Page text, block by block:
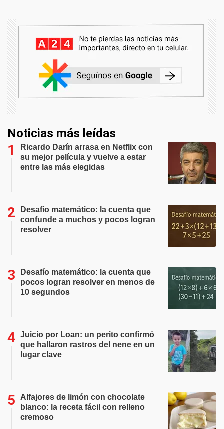
Noticias más leídas
Ricardo Darín arrasa en Netflix con
su mejor película y vuelve a estar
entre las más elegidas
Desafío matemático: la cuenta que
confunde a muchos y pocos logran
resolver
Desafío matemático: la cuenta que
pocos logran resolver en menos de
10 segundos
Juicio por Loan: un perito confirmó
que hallaron rastros del nene en un
lugar clave
Alfajores de limón con chocolate
blanco: la receta fácil con relleno
cremoso